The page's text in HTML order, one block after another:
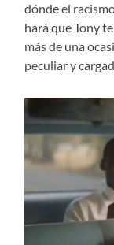
dónde el
hará que Tony
más de una
peculiar y